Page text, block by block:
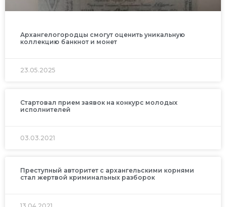
Архангелогородцы смогут оценить уникальную
коллекцию банкнот и монет
23.05.2025
Стартовал прием заявок на конкурс молодых
исполнителей
03.03.2021
Преступный авторитет с архангельскими корнями
стал жертвой криминальных разборок